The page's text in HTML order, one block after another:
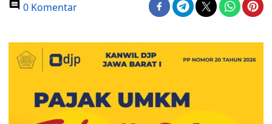
0 Komentar